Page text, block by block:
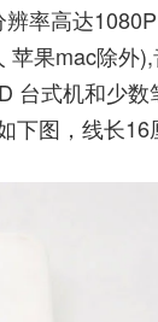
率高达
果mac除外
台式机和少
下图，线长